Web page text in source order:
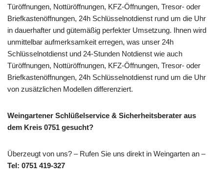
Türöffnungen, Nottüröffnungen, KFZ-Öffnungen, Tresor- oder
Briefkastenöffnungen, 24h Schlüsselnotdienst rund um die Uhr
in dauerhafter und gütemäßig perfekter Umsetzung. Ihnen wird
unmittelbar aufmerksamkeit erregen, was unser 24h
Schlüsselnotdienst und 24-Stunden Notdienst wie auch
Türöffnungen, Nottüröffnungen, KFZ-Öffnungen, Tresor- oder
Briefkastenöffnungen, 24h Schlüsselnotdienst rund um die Uhr
von zusätzlichen Modellen differenziert.
Weingartener Schlüßelservice & Sicherheitsberater aus
dem Kreis 0751 gesucht?
Überzeugt von uns? – Rufen Sie uns direkt in Weingarten an –
Tel: 0751 419-327